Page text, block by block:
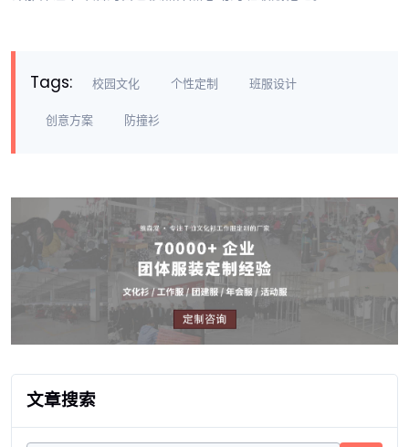
Tags: 校园文化 个性定制 班服设计
创意方案 防撞衫
文章搜索